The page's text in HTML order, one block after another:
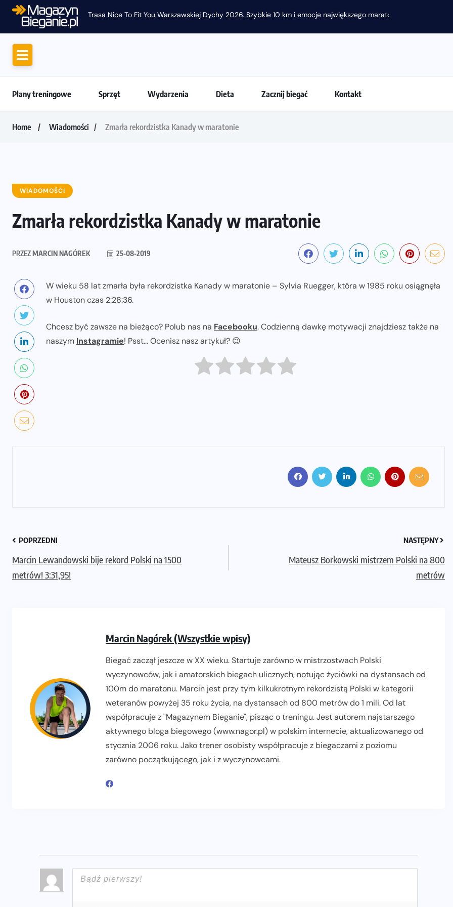
Trasa Nice To Fit You Warszawskiej Dychy 2026. Szybkie 10 km i emocje największego maratonu w...
Plany treningowe Sprzęt Wydarzenia Dieta Zacznij biegać Kontakt
Home Wiadomości Zmarła rekordzistka Kanady w maratonie
WIADOMOŚCI
Zmarła rekordzistka Kanady w maratonie
PRZEZMARCIN NAGÓREK 25-08-2019
W wieku 58 lat zmarła była rekordzistka Kanady w maratonie – Sylvia Ruegger, która w 1985 roku osiągnęła
w Houston czas 2:28:36.
Chcesz być zawsze na bieżąco? Polub nas na Facebooku. Codzienną dawkę motywacji znajdziesz także na
naszym Instagramie! Psst... Ocenisz nasz artykuł? 😉
POPRZEDNI
Marcin Lewandowski bije rekord Polski na 1500
metrów! 3:31,95!
NASTĘPNY
Mateusz Borkowski mistrzem Polski na 800
metrów
Marcin Nagórek (Wszystkie wpisy)
Biegać zaczął jeszcze w XX wieku. Startuje zarówno w mistrzostwach Polski
wyczynowców, jak i amatorskich biegach ulicznych, notując życiówki na dystansach od
100m do maratonu. Marcin jest przy tym kilkukrotnym rekordzistą Polski w kategorii
weteranów powyżej 35 roku życia, na dystansach od 800 metrów do 1 mili. Od lat
współpracuje z "Magazynem Bieganie", pisząc o treningu. Jest autorem najstarszego
aktywnego bloga biegowego (www.nagor.pl) w polskim internecie, aktualizowanego od
stycznia 2006 roku. Jako trener osobisty współpracuje z biegaczami z poziomu
zarówno początkującego, jak i z wyczynowcami.
AKTUALNOŚCI INFORMACJE PRASOWE